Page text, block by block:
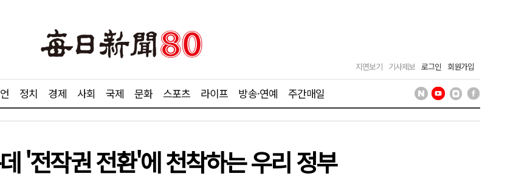
지면보기 기사제보 로그인 회원가입
정치 경제 사회 국제 문화 스포츠 라이프 방송·연예 주간매일
'전작권 전환'에 천착하는 우리 정부